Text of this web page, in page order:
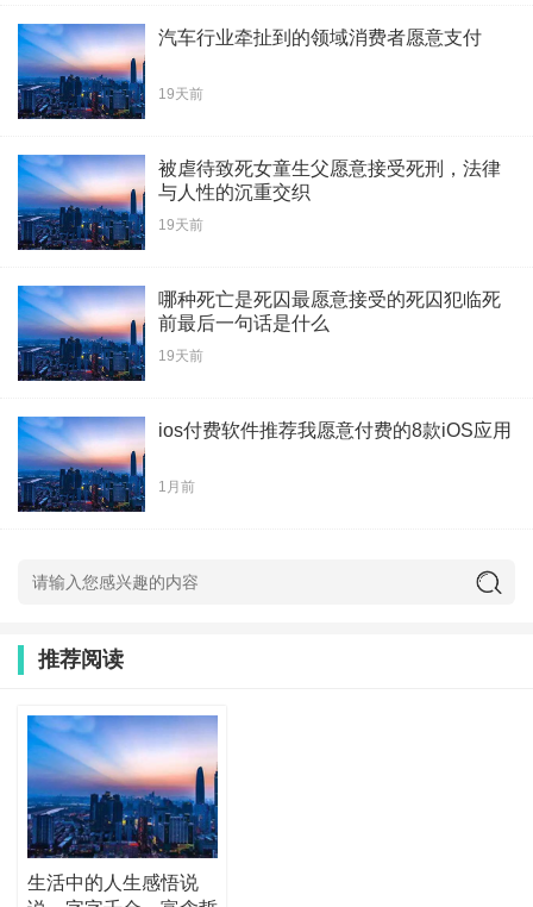
汽车行业牵扯到的领域消费者愿意支付
19天前
被虐待致死女童生父愿意接受死刑，法律
与人性的沉重交织
19天前
哪种死亡是死囚最愿意接受的死囚犯临死
前最后一句话是什么
19天前
ios付费软件推荐我愿意付费的8款iOS应用
1月前
推荐阅读
生活中的人生感悟说